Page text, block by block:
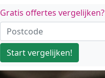
Gratis offertes vergelijken?
Start vergelijken!